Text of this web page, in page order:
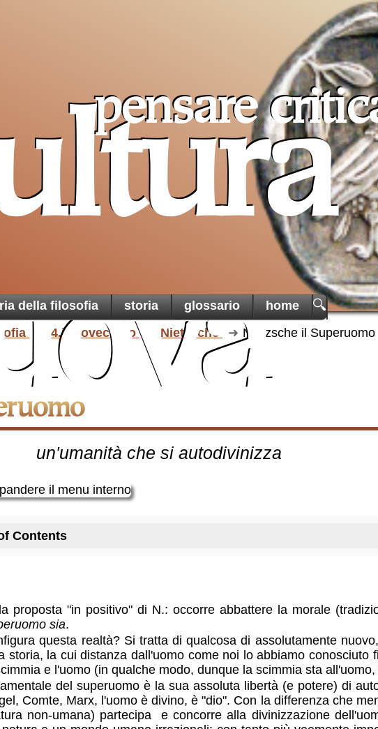
pensare
della filosofia storia glossario home 🔍
4.il Novecento Nietzsche Nietzsche il Superuomo
un'umanità che si autodivinizza
Contents
proposta "in positivo" di N.: occorre abbattere la morale
sia.
questa realtà? Si tratta di qualcosa di assolutamente
storia, la cui distanza dall'uomo come noi lo abbiamo conosciuto
e l'uomo (in qualche modo, dunque la scimmia sta
del superuomo è la sua assoluta libertà (e potere) di
Comte, Marx, l'uomo è divino, è "dio". Con la differenza che
non-umana) partecipa e concorre alla divinizzazione
un
di